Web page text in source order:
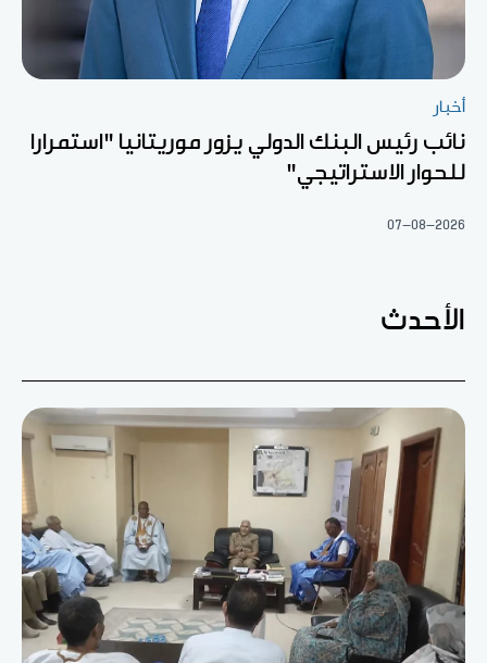
أخبار
نائب رئيس البنك الدولي يزور موريتانيا "استمرارا
للحوار الاستراتيجي"
07-08-2026
الأحدث